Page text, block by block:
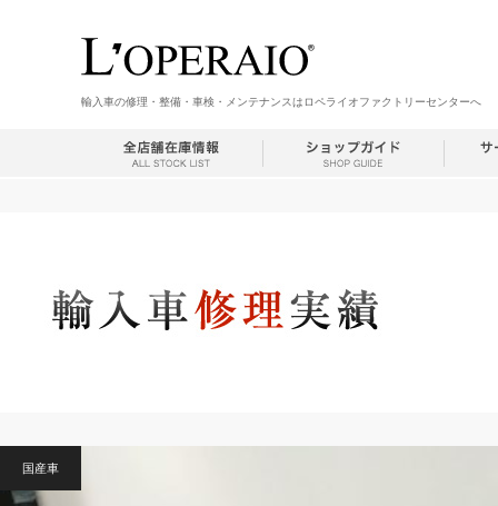
輸入車の修理・整備・車検・メンテナンスはロペライオファクトリーセンターへ
国産車